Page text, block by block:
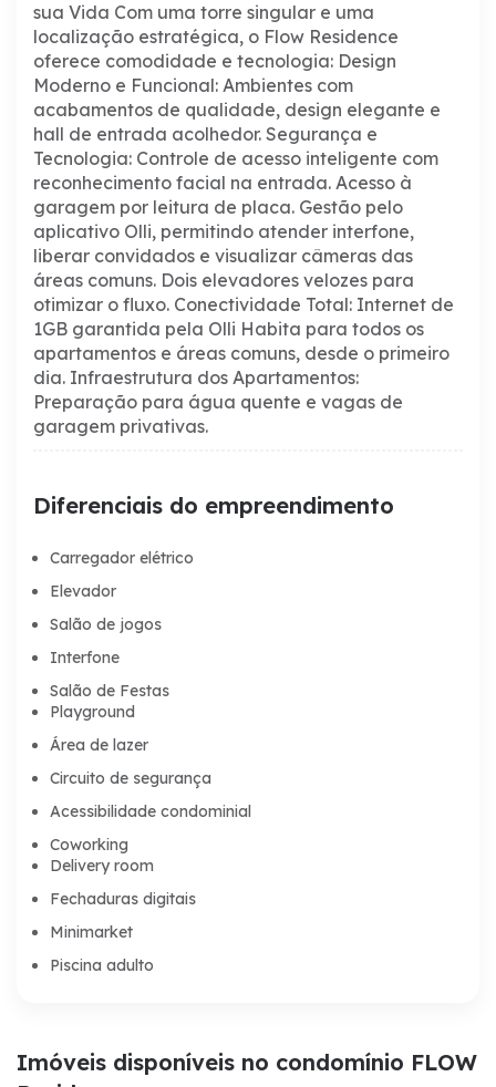
sua Vida Com uma torre singular e uma
localização estratégica, o Flow Residence
oferece comodidade e tecnologia: Design
Moderno e Funcional: Ambientes com
acabamentos de qualidade, design elegante e
hall de entrada acolhedor. Segurança e
Tecnologia: Controle de acesso inteligente com
reconhecimento facial na entrada. Acesso à
garagem por leitura de placa. Gestão pelo
aplicativo Olli, permitindo atender interfone,
liberar convidados e visualizar câmeras das
áreas comuns. Dois elevadores velozes para
otimizar o fluxo. Conectividade Total: Internet de
1GB garantida pela Olli Habita para todos os
apartamentos e áreas comuns, desde o primeiro
dia. Infraestrutura dos Apartamentos:
Preparação para água quente e vagas de
garagem privativas.
Diferenciais do empreendimento
Carregador elétrico
Elevador
Salão de jogos
Interfone
Salão de Festas
Playground
Área de lazer
Circuito de segurança
Acessibilidade condominial
Coworking
Delivery room
Fechaduras digitais
Minimarket
Piscina adulto
Imóveis disponíveis no condomínio FLOW